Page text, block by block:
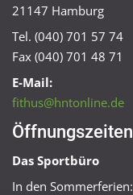
21147 Hamburg
Tel. (040) 701 57 74
Fax (040) 701 48 71
E-Mail:
fithus@hntonline.de
Öffnungszeiten
Das Sportbüro
In den Sommerferien: